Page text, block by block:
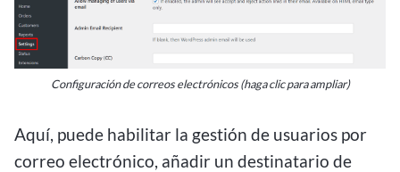
Configuración de correos electrónicos (haga clic para ampliar)
Aquí, puede habilitar la gestión de usuarios por
correo electrónico, añadir un destinatario de